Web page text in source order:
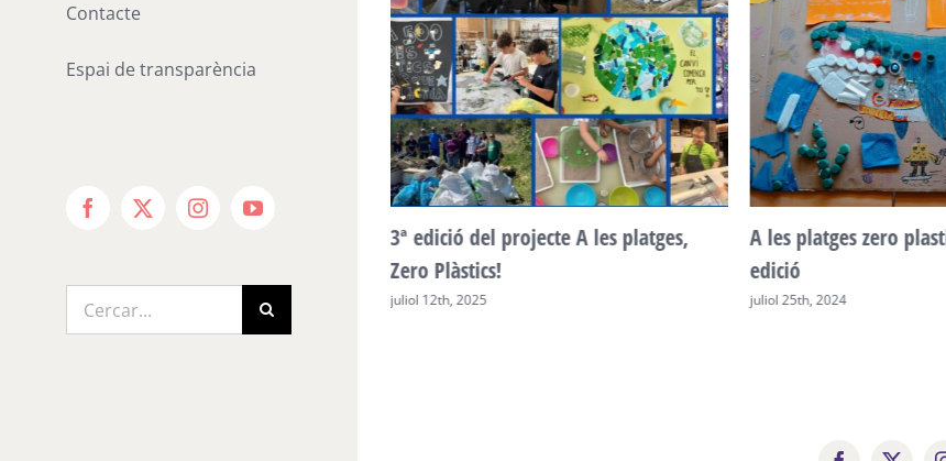
Contacte
Espai de transparència
Facebook
X InstagramYouTube
Cerca
…
juny 23rd, 2026
3ª edició del projecte A les platges,
Zero Plàstics!
juliol 12th, 2025
A les platges zero
edició
juliol 25th, 2024